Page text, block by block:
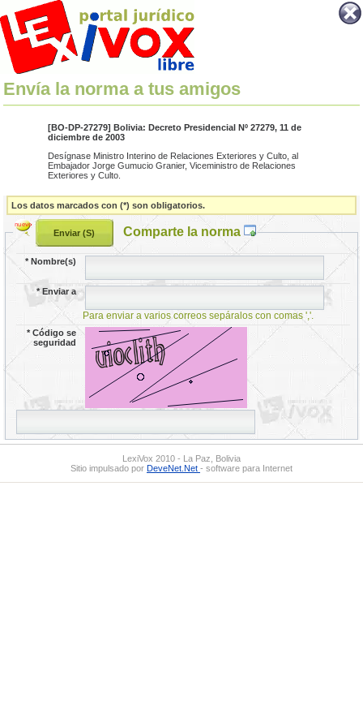
Envía la norma a tus amigos
[BO-DP-27279] Bolivia: Decreto Presidencial Nº 27279, 11 de
diciembre de 2003
Desígnase Ministro Interino de Relaciones Exteriores y Culto, al
Embajador Jorge Gumucio Granier, Viceministro de Relaciones
Exteriores y Culto.
Los datos marcados con (*) son obligatorios.
Comparte la norma
*Nombre(s)
*Enviar a
Para enviar a varios correos sepáralos con comas ','.
*Código se
seguridad
LexiVox 2010 - La Paz, Bolivia
Sitio impulsado por DeveNet.Net - software para Internet